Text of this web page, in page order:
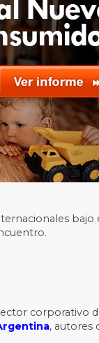
bajo
corporativo
, autores